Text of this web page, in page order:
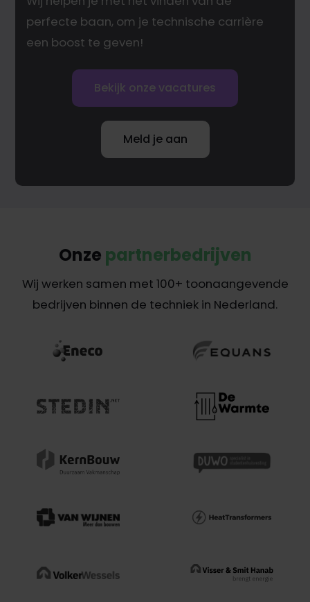
perfecte baan, om je technische carrière
een boost te geven!
Bekijk onze vacatures
Meld je aan
Onze partnerbedrijven
Wij werken samen met 100+ toonaangevende
bedrijven binnen de techniek in Nederland.